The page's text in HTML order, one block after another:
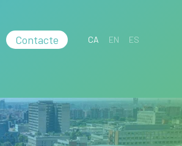
Contacte CA EN ES